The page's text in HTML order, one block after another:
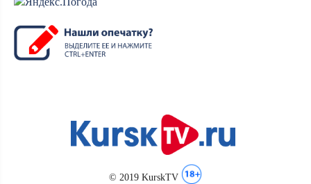
© 2019 KurskTV